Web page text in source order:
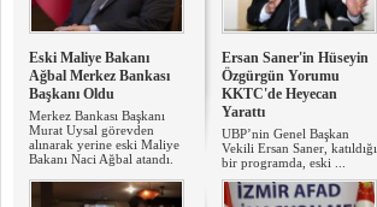
Eski Maliye Bakanı
Ağbal Merkez Bankası
Başkanı Oldu
Merkez Bankası Başkanı
Murat Uysal görevden
alınarak yerine eski Maliye
Bakanı Naci Ağbal atandı.
Ersan Saner'in Hüseyin
Özgürgün Yorumu
KKTC'de Heyecan
Yarattı
UBP’nin Genel Başkan
Vekili Ersan Saner, katıldığı
bir programda, eski ...